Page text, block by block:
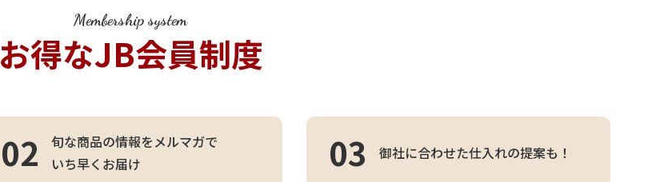
Membership system
お得なJB会員制度
02
旬な商品の情報をメルマガで
いち早くお届け
03 御社に合わせた仕入れの提案も！